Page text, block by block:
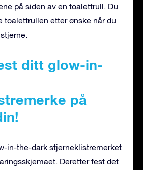
på siden av en toalettrull. Du
toalettrullen etter ønske når du
ditt glow-in-
på
in-the-dark stjerneklistremerket
Deretter fest det